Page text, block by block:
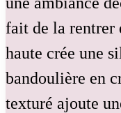
fait de la rentrer
haute crée une
bandoulière en
texturé ajoute